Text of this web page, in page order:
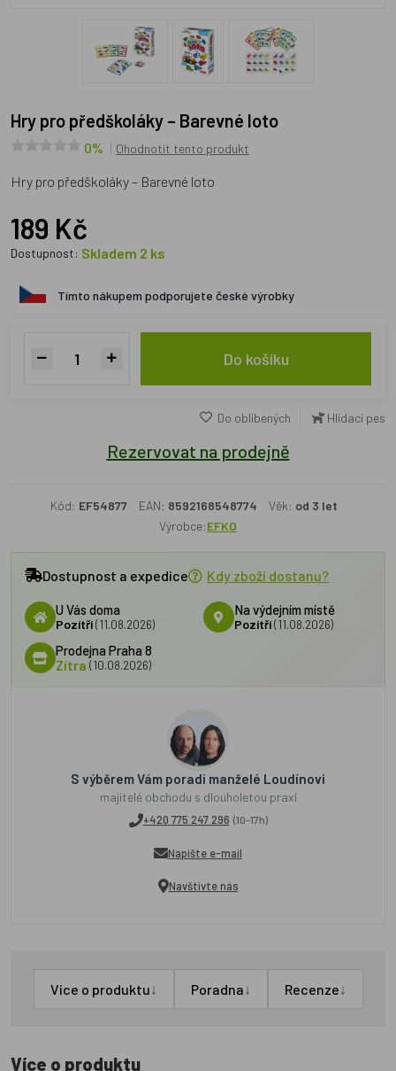
Hry pro předškoláky – Barevné loto
0% Ohodnotit tento produkt
Hry pro předškoláky – Barevné loto
189 Kč
Dostupnost: Skladem 2 ks
Tímto nákupem podporujete české výrobky
Do košíku
Do oblíbených Hlídací pes
Rezervovat na prodejně
Kód: EF54877 EAN: 8592168548774 Věk: od 3 let
Výrobce:EFKO
Dostupnost a expedice Kdy zboží dostanu?
U Vás doma
Pozítří(11.08.2026)
Na výdejním místě
Pozítří (11.08.2026)
Prodejna Praha 8
Zítra (10.08.2026)
S výběrem Vám poradí manželé Loudínovi
majitelé obchodu s dlouholetou praxí
+420 775 247 296 (10-17h)
Napište e-mail
Navštivte nás
Více o produktu↓ Poradna↓ Recenze↓
Více o produktu